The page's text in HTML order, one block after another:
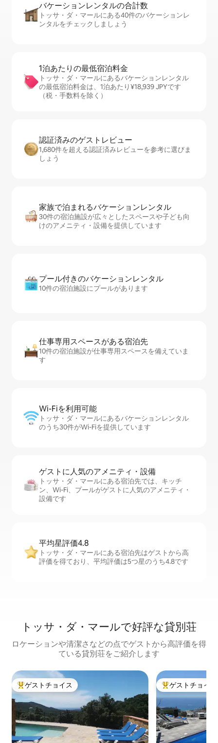
バケーションレ⁠ン⁠タ⁠ル⁠の合⁠計⁠数
トッサ・ダ・マールにある40件のバケーションレ
ンタルをチェックしましょう
1泊あたりの最⁠低⁠宿⁠泊⁠料⁠金
トッサ・ダ・マールにあるバケーションレンタル
の最低宿泊料金は、1泊あたり¥18,939 JPYです
（税・手数料を除く）
認証済みのゲ⁠ス⁠ト⁠レ⁠ビ⁠ュ⁠ー
1,680件を超える認証済みレビューを参考に選びま
しょう
家族で泊まれるバ⁠ケ⁠ー⁠シ⁠ョ⁠ンレ⁠ン⁠タ⁠ル
30件の宿泊施設が広々としたスペースや子ども向
けのアメニティ・設備を提供しています
プール付きのバ⁠ケ⁠ー⁠シ⁠ョ⁠ンレ⁠ン⁠タ⁠ル
10件の宿泊施設にプールがあります
仕事専用ス⁠ペ⁠ー⁠スがあ⁠る宿⁠泊⁠先
10件の宿泊施設が仕事専用スペースを備えていま
す
Wi-Fiを利⁠用⁠可⁠能
トッサ・ダ・マールにあるバケーションレンタル
のうち30件がWi-Fiを提供しています
ゲストに人⁠気⁠のア⁠メ⁠ニ⁠テ⁠ィ・設⁠備
トッサ・ダ・マールにある宿泊先では、キッチ
ン、Wi-Fi、プールがゲストに人気のアメニティ・
設備です
平均星評価4.8
トッサ・ダ・マールにある宿泊先はゲストから高
評価を得ており、平均評価は5つ星のうち4.8です
トッサ・ダ・マールで好評な貸別荘
ロケーションや清潔さなどの点でゲストから高評価を得
ている貸別荘をご紹介します
大好評のゲストチョイスです。
ゲストチョイス 大好評のゲスト
ゲストチョイス